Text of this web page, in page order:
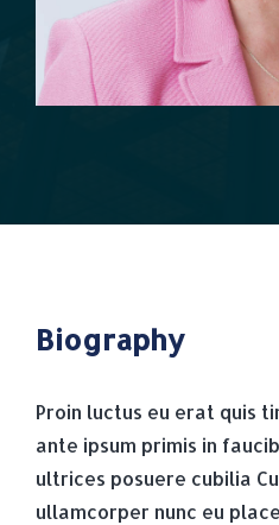
Biography
Proin luctus eu erat quis
ante ipsum primis in
ultrices posuere cubilia
ullamcorper nunc eu